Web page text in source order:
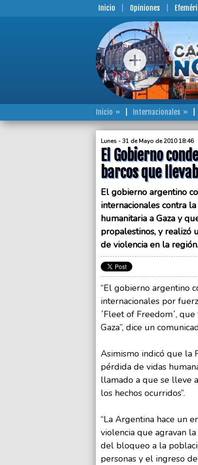
Inicio Opiniones
Inicio Internacionales
Lunes - 31 de Mayo de 2010 18:46
El Gobierno
barcos que
El gobierno argentino
internacionales contra
humanitaria a Gaza y
propalestinos, y realizó
de violencia en la región.
“El gobierno argentino
internacionales por
´Fleet of Freedom´,
Gaza”, dice un
Asimismo indicó que la
pérdida de vidas
llamado a que se lleve
los hechos ocurridos”.
“La Argentina hace un
violencia que agravan
del bloqueo a la
personas y el ingreso